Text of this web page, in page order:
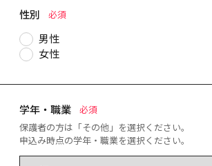
性別 必須
男性
女性
学年・職業
必須
保護者の方は「その他」を選択ください。
申込み時点の学年・職業を選択ください。